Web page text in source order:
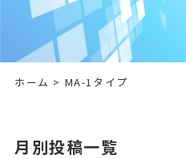
ホーム > MA-1タイプ
月別投稿一覧